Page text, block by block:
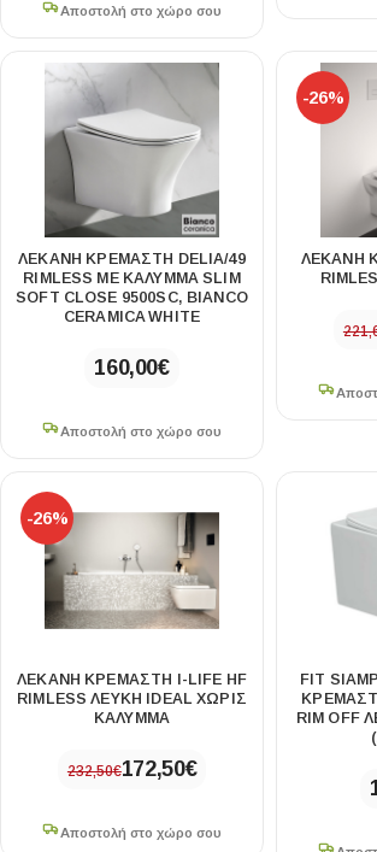
Αποστολή στο χώρο σου
ΛΕΚΆΝΗ ΚΡΕΜΑΣΤΉ DELIA/49
RIMLESS ΜΕ ΚΆΛΥΜΜΑ SLIM
SOFT CLOSE 9500SC, BIANCO
CERAMICA WHITE
160,00€
Αποστολή στο χώρο σου
-26%
ΛΕΚΑΝΗ
-26%
ΛΕΚΑΝΗ ΚΡΕΜΑΣΤΗ I-LIFE HF
RIMLESS ΛΕΥΚΗ IDEAL ΧΩΡΙΣ
ΚΑΛΥΜΜΑ
232,50€172,50€
Αποστολή στο χώρο σου
FIT
RIM OFF